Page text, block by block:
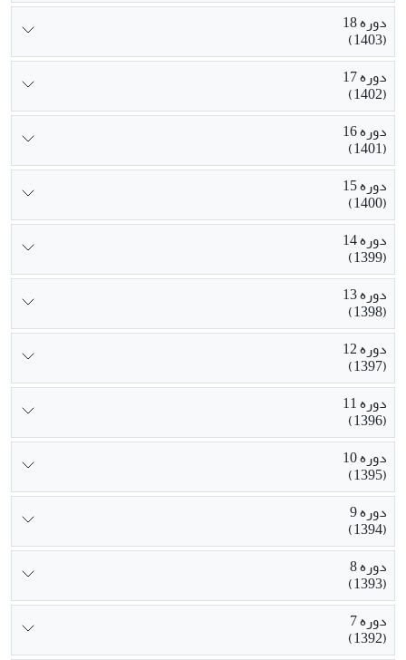
دوره 18
(1403)
دوره 17
(1402)
دوره 16
(1401)
دوره 15
(1400)
دوره 14
(1399)
دوره 13
(1398)
دوره 12
(1397)
دوره 11
(1396)
دوره 10
(1395)
دوره 9
(1394)
دوره 8
(1393)
دوره 7
(1392)